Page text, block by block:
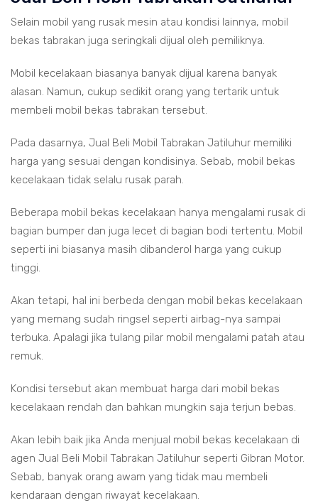
Selain mobil yang rusak mesin atau kondisi lainnya, mobil
bekas tabrakan juga seringkali dijual oleh pemiliknya.
Mobil kecelakaan biasanya banyak dijual karena banyak
alasan. Namun, cukup sedikit orang yang tertarik untuk
membeli mobil bekas tabrakan tersebut.
Pada dasarnya, Jual Beli Mobil Tabrakan Jatiluhur memiliki
harga yang sesuai dengan kondisinya. Sebab, mobil bekas
kecelakaan tidak selalu rusak parah.
Beberapa mobil bekas kecelakaan hanya mengalami rusak di
bagian bumper dan juga lecet di bagian bodi tertentu. Mobil
seperti ini biasanya masih dibanderol harga yang cukup
tinggi.
Akan tetapi, hal ini berbeda dengan mobil bekas kecelakaan
yang memang sudah ringsel seperti airbag-nya sampai
terbuka. Apalagi jika tulang pilar mobil mengalami patah atau
remuk.
Kondisi tersebut akan membuat harga dari mobil bekas
kecelakaan rendah dan bahkan mungkin saja terjun bebas.
Akan lebih baik jika Anda menjual mobil bekas kecelakaan di
agen Jual Beli Mobil Tabrakan Jatiluhur seperti Gibran Motor.
Sebab, banyak orang awam yang tidak mau membeli
kendaraan dengan riwayat kecelakaan.